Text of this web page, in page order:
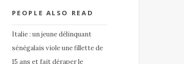
PEOPLE ALSO READ
Italie : un jeune délinquant
sénégalais viole une fillette de
15 ans et fait déraper le